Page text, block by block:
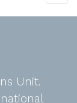
Unit.